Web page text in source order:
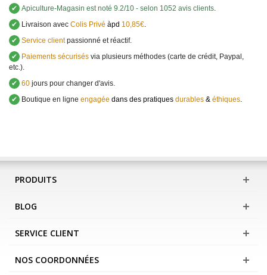
✔ Apiculture-Magasin est noté 9.2/10 - selon 1052 avis clients.
✔
Livraison avec Colis Privé àpd 10,85€.
✔ Service clientpassionné et réactif.
✔
Paiements sécurisés via plusieurs méthodes (carte de crédit, Paypal,
etc.).
✔ 60 jours pour changer d'avis.
✔
Boutique en ligne engagée dans des pratiques durables & éthiques.
PRODUITS
BLOG
SERVICE CLIENT
NOS COORDONNÉES